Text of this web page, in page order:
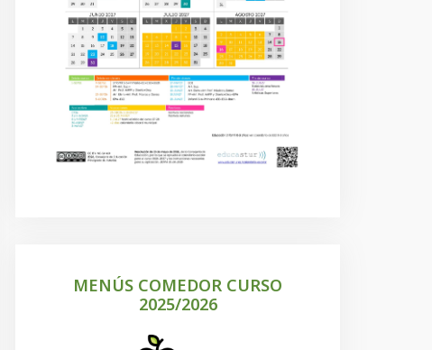
MENÚS COMEDOR CURSO
2025/2026